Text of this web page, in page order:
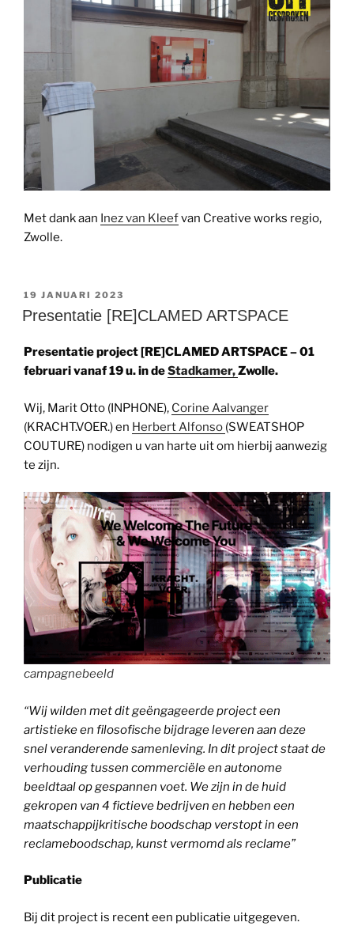
Met dank aan Inez van Kleefvan Creative works regio,
Zwolle.
GEPLAATST
OP
19 JANUARI 2023
Presentatie [RE]CLAMED ARTSPACE
Presentatie project [RE]CLAMED ARTSPACE – 01
februari vanaf 19u. in deStadkamer,Zwolle.
Wij, Marit Otto (INPHONE), Corine Aalvanger
(KRACHT.VOER.) en Herbert Alfonso (SWEATSHOP
COUTURE) nodigen u van harte uit om hierbij aanwezig
te zijn.
campagnebeeld
“Wij wilden met dit geëngageerde project een
artistieke en filosofische bijdrage leveren aan deze
snel veranderende samenleving. In dit project staat de
verhouding tussen commerciële en autonome
beeldtaal op gespannen voet. We zijn in de huid
gekropen van 4 fictieve bedrijven en hebben een
maatschappijkritische boodschap verstopt in een
reclameboodschap, kunst vermomd als reclame”
Publicatie
Bij dit project is recent een publicatie uitgegeven.